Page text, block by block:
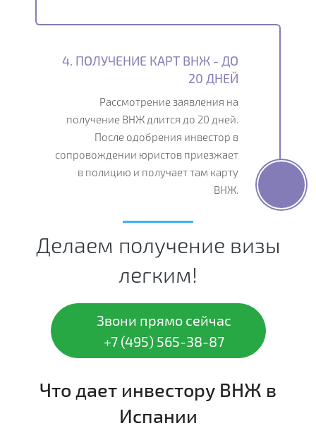
4. ПОЛУЧЕНИЕ КАРТ ВНЖ - ДО
20 ДНЕЙ
Рассмотрение заявления на
получение ВНЖ длится до 20 дней.
После одобрения инвестор в
сопровождении юристов приезжает
в полицию и получает там карту
ВНЖ.
Делаем получение визы
легким!
Звони прямо сейчас
+7 (495) 565-38-87
Что дает инвестору ВНЖ в
Испании